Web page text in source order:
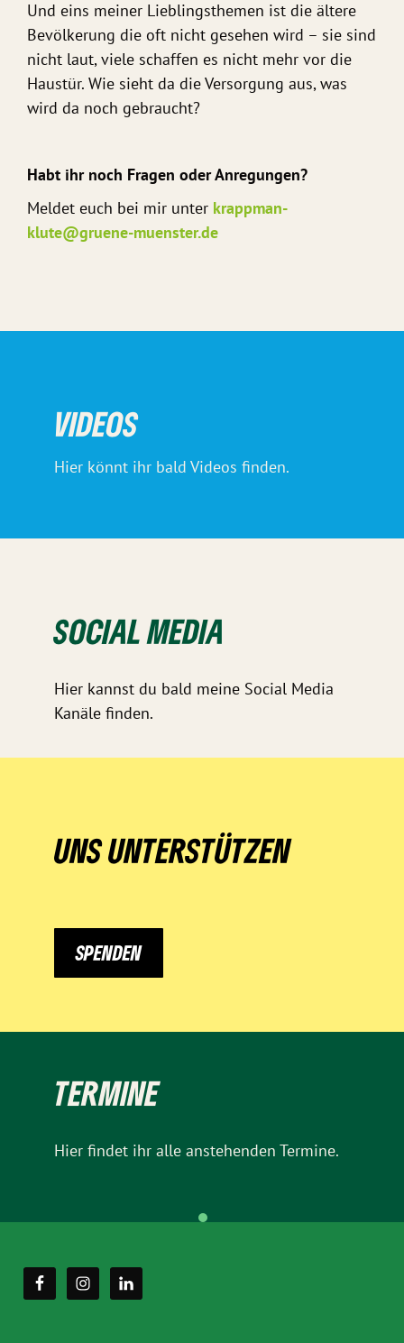
Und eins meiner Lieblingsthemen ist die ältere
Bevölkerung die oft nicht gesehen wird – sie sind
nicht laut, viele schaffen es nicht mehr vor die
Haustür. Wie sieht da die Versorgung aus, was
wird da noch gebraucht?
Habt ihr noch Fragen oder Anregungen?
Meldet euch bei mir unter krappman-
klute@gruene-muenster.de
VIDEOS
Hier könnt ihr bald Videos finden.
SOCIAL MEDIA
Hier kannst du bald meine Social Media
Kanäle finden.
UNS UNTERSTÜTZEN
SPENDEN
TERMINE
Hier findet ihr alle anstehenden Termine.